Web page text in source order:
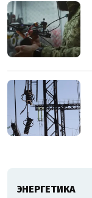
ЭНЕРГЕТИКА